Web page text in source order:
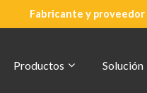
Fabricante y
Productos Solución